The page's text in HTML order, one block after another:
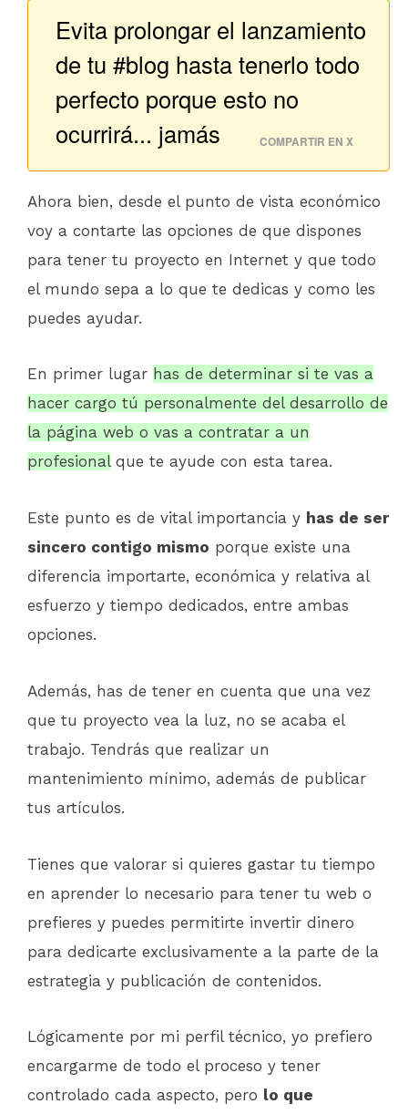
Evita prolongar el lanzamiento
de tu #blog hasta tenerlo todo
perfecto porque esto no
ocurrirá... jamás
COMPARTIR EN X
Ahora bien, desde el punto de vista económico
voy a contarte las opciones de que dispones
para tener tu proyecto en Internet y que todo
el mundo sepa a lo que te dedicas y como les
puedes ayudar.
En primer lugar has de determinar si te vas a
hacer cargo tú personalmente del desarrollo de
la página web o vas a contratar a un
profesionalque te ayude con esta tarea.
Este punto es de vital importancia y has de ser
sincero contigo mismo porque existe una
diferencia importarte, económica y relativa al
esfuerzo y tiempo dedicados, entre ambas
opciones.
Además, has de tener en cuenta que una vez
que tu proyecto vea la luz, no se acaba el
trabajo. Tendrás que realizar un
mantenimiento mínimo, además de publicar
tus artículos.
Tienes que valorar si quieres gastar tu tiempo
en aprender lo necesario para tener tu web o
prefieres y puedes permitirte invertir dinero
para dedicarte exclusivamente a la parte de la
estrategia y publicación de contenidos.
Lógicamente por mi perfil técnico, yo prefiero
encargarme de todo el proceso y tener
controlado cada aspecto, pero lo que